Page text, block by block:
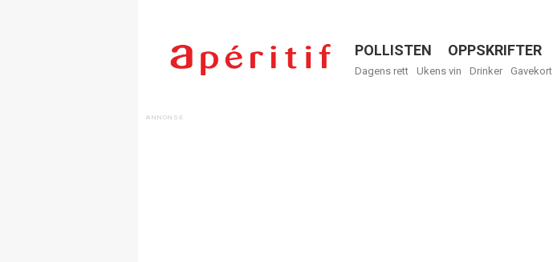
Menu
POLLISTEN OPPSKRIFTER
Dagens rett Ukens vin Drinker Gavekort